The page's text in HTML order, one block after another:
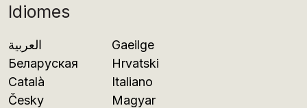
Idiomes
العربية
Беларуская
Català
Česky
Gaeilge
Hrvatski
Italiano
Magyar